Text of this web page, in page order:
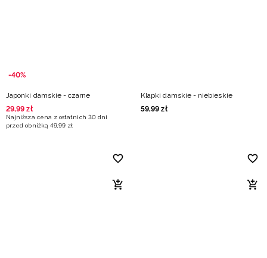
-40%
Japonki damskie - czarne
29,99 zł
Najniższa cena z ostatnich 30 dni
przed obniżką 49,99 zł
Klapki damskie - niebieskie
59,99 zł